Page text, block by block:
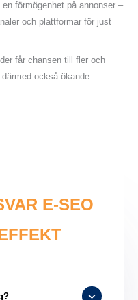
förmögenhet på annonser –
och plattformar för just
får chansen till fler och
också ökande
E-SEO